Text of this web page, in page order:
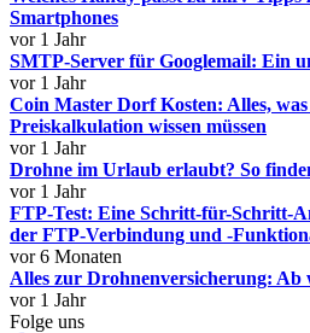
Smartphones
vor 1 Jahr
SMTP-Server für Googlemail: Ein
vor 1 Jahr
Coin Master Dorf Kosten: Alles,
Preiskalkulation wissen müssen
vor 1 Jahr
Drohne im Urlaub erlaubt? So
vor 1 Jahr
FTP-Test: Eine Schritt-für-Schritt-
der FTP-Verbindung und -
vor 6 Monaten
Alles zur Drohnenversicherung: Ab
vor 1 Jahr
Folge uns